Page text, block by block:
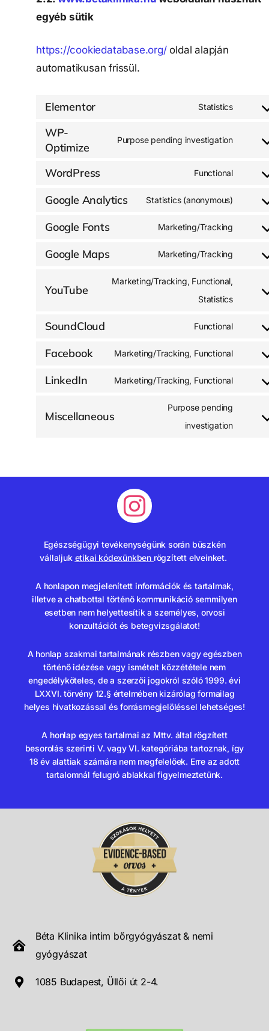
egyéb sütik
https://cookiedatabase.org/oldal alapján
automatikusan frissül.
Elementor Statistics
WP-
Optimize
Purpose pending investigation
WordPress Functional
Google Analytics Statistics (anonymous)
Google Fonts Marketing/Tracking
Google Maps Marketing/Tracking
YouTube
Marketing/Tracking, Functional,
Statistics
SoundCloud Functional
Facebook Marketing/Tracking, Functional
LinkedIn Marketing/Tracking, Functional
Miscellaneous
Purpose pending
investigation
Egészségügyi tevékenységünk során büszkén
vállaljuk etikai kódexünkben rögzített elveinket.
A honlapon megjelenített információk és tartalmak,
illetve a chatbottal történő kommunikáció semmilyen
esetben nem helyettesítik a személyes, orvosi
konzultációt és betegvizsgálatot!
A honlap szakmai tartalmának részben vagy egészben
történő idézése vagy ismételt közzététele nem
engedélyköteles, de a szerzői jogokról szóló 1999. évi
LXXVI. törvény 12.§ értelmében kizárólag formailag
helyes hivatkozással és forrásmegjelöléssel lehetséges!
A honlap egyes tartalmai az Mttv. által rögzített
besorolás szerinti V. vagy VI. kategóriába tartoznak, így
18 év alattiak számára nem megfelelőek. Erre az adott
tartalomnál felugró ablakkal figyelmeztetünk.
Béta Klinika intim bőrgyógyászat & nemi
gyógyászat
1085 Budapest, Üllői út 2-4.